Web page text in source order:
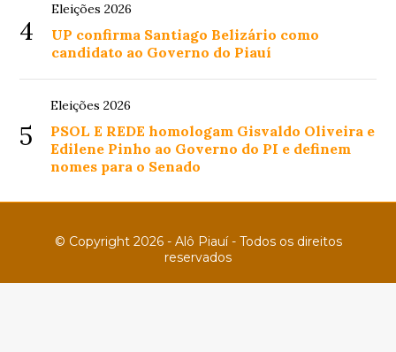
4
Eleições 2026
UP confirma Santiago Belizário como
candidato ao Governo do Piauí
5
Eleições 2026
PSOL E REDE homologam Gisvaldo Oliveira e
Edilene Pinho ao Governo do PI e definem
nomes para o Senado
© Copyright 2026 - Alô Piauí - Todos os direitos
reservados